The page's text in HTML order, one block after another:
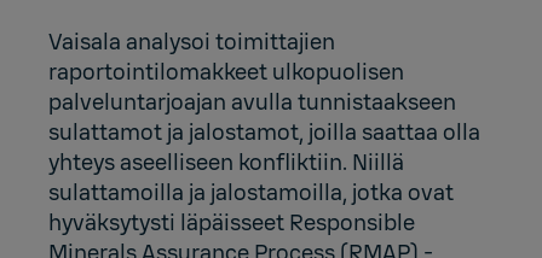
Vaisala analysoi toimittajien
raportointilomakkeet ulkopuolisen
palveluntarjoajan avulla tunnistaakseen
sulattamot ja jalostamot, joilla saattaa olla
yhteys aseelliseen konfliktiin. Niillä
sulattamoilla ja jalostamoilla, jotka ovat
hyväksytysti läpäisseet Responsible